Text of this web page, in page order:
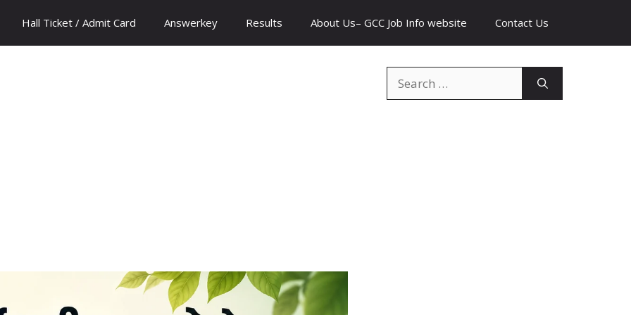
Hall Ticket / Admit Card Answerkey Results About Us– GCC Job Info website Contact Us
for: